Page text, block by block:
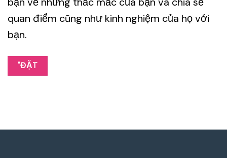
từ
bệnh
nhân
quan điểm cũng như kinh nghiệm của họ với
bạn.
"ĐẶT